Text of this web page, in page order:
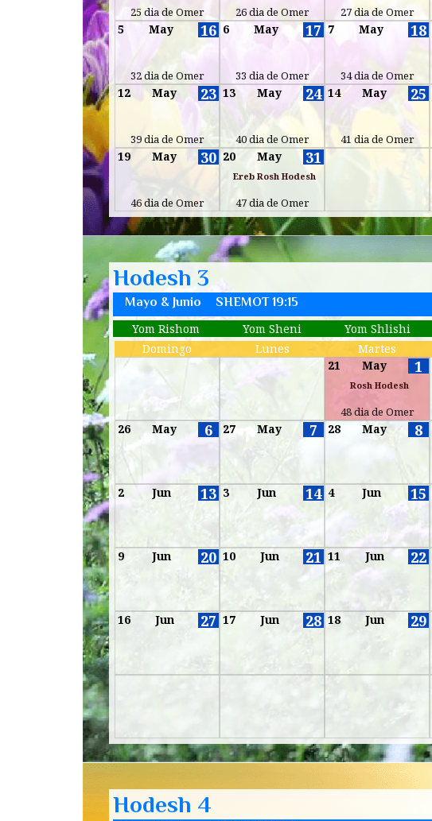
25 dia de Omer 26 dia de Omer 27 dia de Omer
5 May 16
32 dia de Omer
6 May 17
33 dia de Omer
7 May 18
34 dia de Omer
12 May 23
39 dia de Omer
13 May 24
40 dia de Omer
14 May 25
41 dia de Omer
19 May 30
46 dia de Omer
20 May 31
Ereb Rosh Hodesh
47 dia de Omer
Hodesh 3
Mayo & Junio SHEMOT 19:15
Yom Rishom
Yom Sheni Yom Shlishi
Domingo Lunes Martes
21
May 1
Rosh Hodesh
48 dia de Omer
26 May 6 27 May 7 28 May 8
2 Jun 13 3 Jun 14 4 Jun 15
9 Jun 20 10 Jun 21 11 Jun 22
16 Jun 27 17 Jun 28 18 Jun 29
Hodesh 4